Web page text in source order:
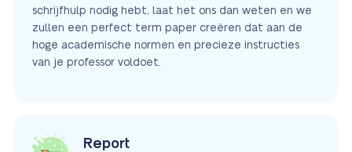
schrijfhulp nodig hebt, laat het ons dan weten en we
zullen een perfect term paper creëren dat aan de
hoge academische normen en precieze instructies
van je professor voldoet.
Report